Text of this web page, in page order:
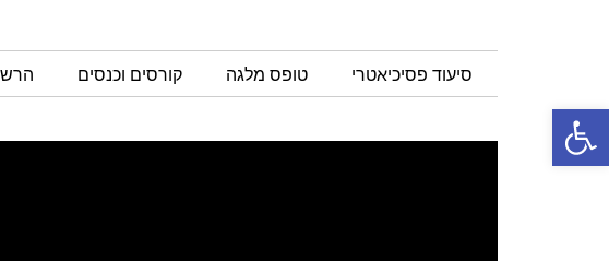
פתח סרגל נגישות
סיעוד פסיכיאטרי טופס מלגה קורסים וכנסים